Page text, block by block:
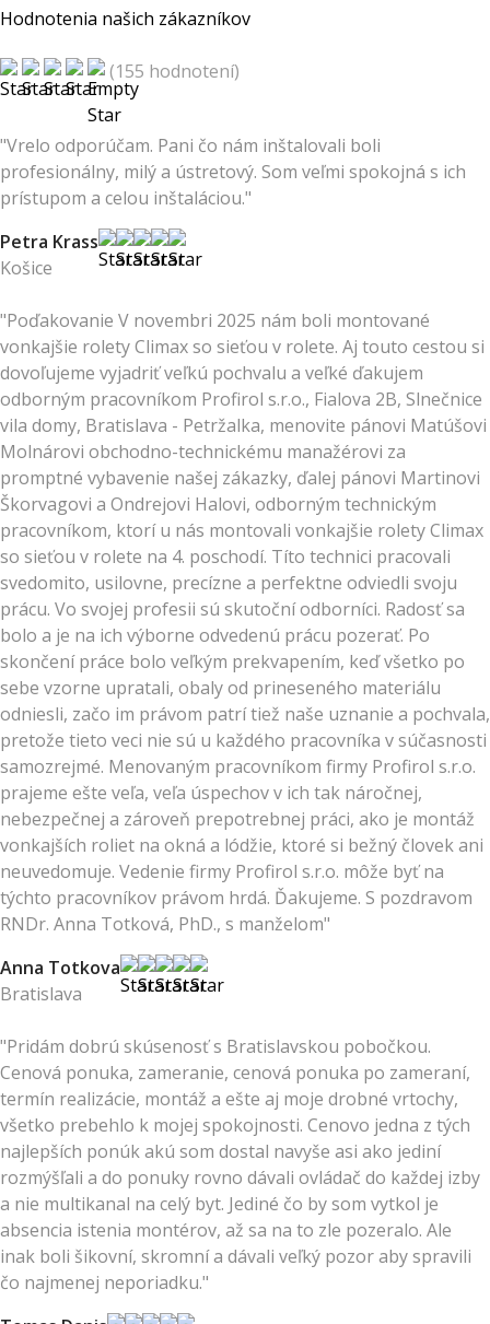
Hodnotenia našich zákazníkov
(155 hodnotení)
"Vrelo odporúčam. Pani čo nám inštalovali boli
profesionálny, milý a ústretový. Som veľmi spokojná s ich
prístupom a celou inštaláciou."
Petra Krass
Košice
"Poďakovanie V novembri 2025 nám boli montované
vonkajšie rolety Climax so sieťou v rolete. Aj touto cestou si
dovoľujeme vyjadriť veľkú pochvalu a veľké ďakujem
odborným pracovníkom Profirol s.r.o., Fialova 2B, Slnečnice
vila domy, Bratislava - Petržalka, menovite pánovi Matúšovi
Molnárovi obchodno-technickému manažérovi za
promptné vybavenie našej zákazky, ďalej pánovi Martinovi
Škorvagovi a Ondrejovi Halovi, odborným technickým
pracovníkom, ktorí u nás montovali vonkajšie rolety Climax
so sieťou v rolete na 4. poschodí. Títo technici pracovali
svedomito, usilovne, precízne a perfektne odviedli svoju
prácu. Vo svojej profesii sú skutoční odborníci. Radosť sa
bolo a je na ich výborne odvedenú prácu pozerať. Po
skončení práce bolo veľkým prekvapením, keď všetko po
sebe vzorne upratali, obaly od prineseného materiálu
odniesli, začo im právom patrí tiež naše uznanie a pochvala,
pretože tieto veci nie sú u každého pracovníka v súčasnosti
samozrejmé. Menovaným pracovníkom firmy Profirol s.r.o.
prajeme ešte veľa, veľa úspechov v ich tak náročnej,
nebezpečnej a zároveň prepotrebnej práci, ako je montáž
vonkajších roliet na okná a lódžie, ktoré si bežný človek ani
neuvedomuje. Vedenie firmy Profirol s.r.o. môže byť na
týchto pracovníkov právom hrdá. Ďakujeme. S pozdravom
RNDr. Anna Totková, PhD., s manželom"
Anna Totkova
Bratislava
"Pridám dobrú skúsenosť s Bratislavskou pobočkou.
Cenová ponuka, zameranie, cenová ponuka po zameraní,
termín realizácie, montáž a ešte aj moje drobné vrtochy,
všetko prebehlo k mojej spokojnosti. Cenovo jedna z tých
najlepších ponúk akú som dostal navyše asi ako jediní
rozmýšľali a do ponuky rovno dávali ovládač do každej izby
a nie multikanal na celý byt. Jediné čo by som vytkol je
absencia istenia montérov, až sa na to zle pozeralo. Ale
inak boli šikovní, skromní a dávali veľký pozor aby spravili
čo najmenej neporiadku."